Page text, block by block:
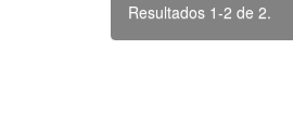
Resultados 1-2 de 2.